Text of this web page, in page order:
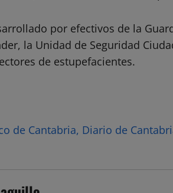
por efectivos de la
la Unidad de Seguridad
de estupefacientes.
de Cantabria, Diario de